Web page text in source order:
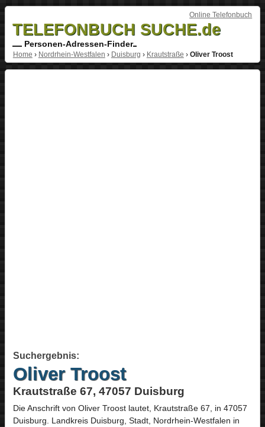
Online Telefonbuch
TELEFONBUCH SUCHE.de
Personen-Adressen-Finder
Home › Nordrhein-Westfalen › Duisburg › Krautstraße › Oliver Troost
Suchergebnis:
Oliver Troost
Krautstraße 67, 47057 Duisburg
Die Anschrift von Oliver Troostlautet, Krautstraße 67, in 47057
Duisburg. Landkreis Duisburg, Stadt, Nordrhein-Westfalen in